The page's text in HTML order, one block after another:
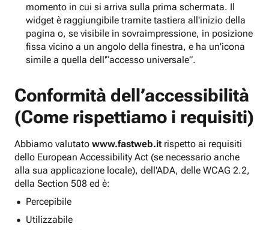
momento in cui si arriva sulla prima schermata. Il
widget è raggiungibile tramite tastiera all'inizio della
pagina o, se visibile in sovraimpressione, in posizione
fissa vicino a un angolo della finestra, e ha un'icona
simile a quella dell'“accesso universale”.
Conformità dell’accessibilità
(Come rispettiamo i requisiti)
Abbiamo valutato www.fastweb.it rispetto ai requisiti
dello European Accessibility Act (se necessario anche
alla sua applicazione locale), dell'ADA, delle WCAG 2.2,
della Section 508 ed è:
Percepibile
Utilizzabile